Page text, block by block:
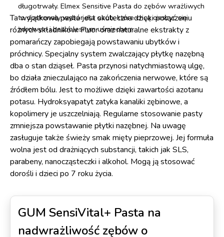
długotrwały. Elmex Sensitive Pasta do zębów wrażliwych
to doskonały wybór dla osób, które chcą cieszyć się
zdrowym i bezbolesnym uśmiechem.
Ta wyjątkowa pasta jest skuteczna dzięki połączeniu
różnych składników. Fluor oraz naturalne ekstrakty z
pomarańczy zapobiegają powstawaniu ubytków i
próchnicy. Specjalny system zwalczający płytkę nazębną
dba o stan dziąseł. Pasta przynosi natychmiastową ulgę,
bo działa znieczulająco na zakończenia nerwowe, które są
źródłem bólu. Jest to możliwe dzięki zawartości azotanu
potasu. Hydroksyapatyt zatyka kanaliki zębinowe, a
kopolimery je uszczelniają. Regularne stosowanie pasty
zmniejsza powstawanie płytki nazębnej. Na uwagę
zasługuje także świeży smak mięty pieprzowej. Jej formuła
wolna jest od drażniących substancji, takich jak SLS,
parabeny, nanocząsteczki i alkohol. Mogą ją stosować
dorośli i dzieci po 7 roku życia.
GUM SensiVital+ Pasta na
nadwrażliwość zębów o